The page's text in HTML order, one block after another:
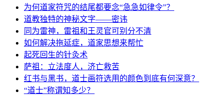
为何道家符咒的结尾都要念“急急如律令”？
道教独特的神秘文字——密讳
同为雷神，雷祖和王灵官可别分不清
如何解决拖延症，道家思想来帮忙
起死回生的针灸术
萨祖：立法度人，济亡救苦
红书与黑书，道士画符选用的颜色到底有何深意？
“道士”称谓知多少？